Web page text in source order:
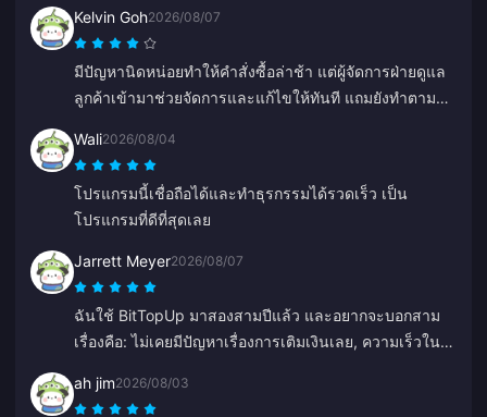
Kelvin Goh2026/08/07
มีปัญหานิดหน่อยทำให้คำสั่งซื้อล่าช้า แต่ผู้จัดการฝ่ายดูแล
ลูกค้าเข้ามาช่วยจัดการและแก้ไขให้ทันที แถมยังทำตาม
สำหรับความใส่ใจครับ!
Wali2026/08/04
โปรแกรมนี้เชื่อถือได้และทำธุรกรรมได้รวดเร็ว เป็น
โปรแกรมที่ดีที่สุดเลย
Jarrett Meyer2026/08/07
ฉันใช้ BitTopUp มาสองสามปีแล้ว และอยากจะบอกสาม
เรื่องคือ: ไม่เคยมีปัญหาเรื่องการเติมเงินเลย, ความเร็วใน
คลิกไม่กี่ทีก็เรียบร้อย ช่วยให้ชีวิตง่ายขึ้นเยอะ
ah jim2026/08/03